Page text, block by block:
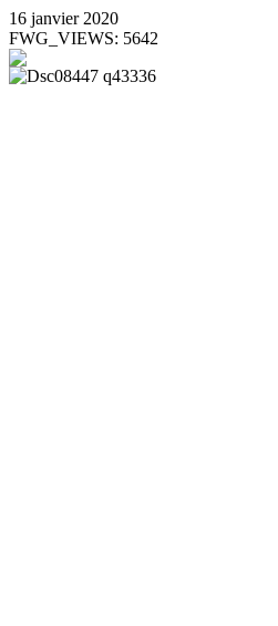
16 janvier 2020
FWG_VIEWS: 5642